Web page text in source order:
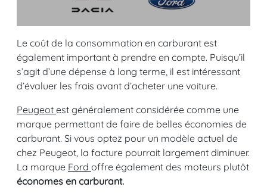
Le coût de la consommation en carburant est
également important à prendre en compte. Puisqu’il
s’agit d’une dépense à long terme, il est intéressant
d’évaluer les frais avant d’acheter une voiture.
Peugeot est généralement considérée comme une
marque permettant de faire de belles économies de
carburant. Si vous optez pour un modèle actuel de
chez Peugeot, la facture pourrait largement diminuer.
La marque Ford offre également des moteurs plutôt
économes en carburant.